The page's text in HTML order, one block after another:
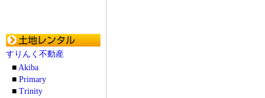
すりんく不動産
■ Akiba
■ Primary
■ Trinity